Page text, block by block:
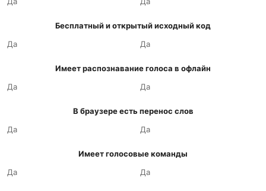
Бесплатный и открытый исходный код
Да
Да
Имеет распознавание голоса в офлайн
Да
Да
В браузере есть перенос слов
Да
Да
Имеет голосовые команды
Да
Да